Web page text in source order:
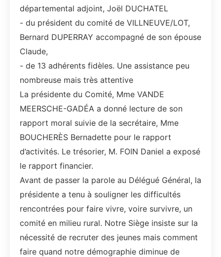
départemental adjoint, Joël DUCHATEL
- du président du comité de VILLNEUVE/LOT,
Bernard DUPERRAY accompagné de son épouse
Claude,
- de 13 adhérents fidèles. Une assistance peu
nombreuse mais très attentive
La présidente du Comité, Mme VANDE
MEERSCHE-GADÉA a donné lecture de son
rapport moral suivie de la secrétaire, Mme
BOUCHERÈS Bernadette pour le rapport
d’activités. Le trésorier, M. FOIN Daniel a exposé
le rapport financier.
Avant de passer la parole au Délégué Général, la
présidente a tenu à souligner les difficultés
rencontrées pour faire vivre, voire survivre, un
comité en milieu rural. Notre Siège insiste sur la
nécessité de recruter des jeunes mais comment
faire quand notre démographie diminue de